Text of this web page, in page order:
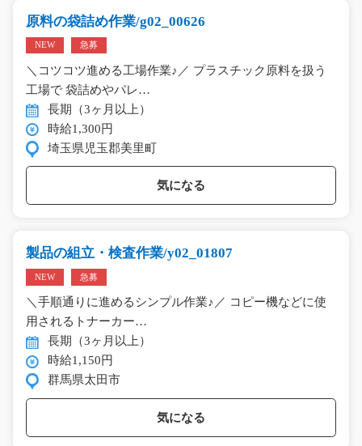
原料の袋詰め作業/g02_00626
NEW 急募
＼コツコツ進める工場作業♪／ プラスチック原料を扱う
工場で 袋詰めやパレ…
長期（3ヶ月以上）
時給1,300円
埼玉県児玉郡美里町
気になる
製品の組立・検査作業/y02_01807
NEW 急募
＼手順通りに進めるシンプル作業♪／ コピー機などに使
用されるトナーカー…
長期（3ヶ月以上）
時給1,150円
群馬県太田市
気になる